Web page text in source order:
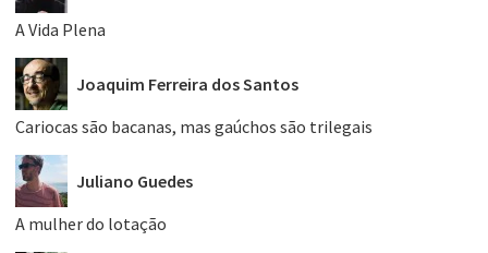
A Vida Plena
Joaquim Ferreira dos Santos
Cariocas são bacanas, mas gaúchos são trilegais
Juliano Guedes
A mulher do lotação